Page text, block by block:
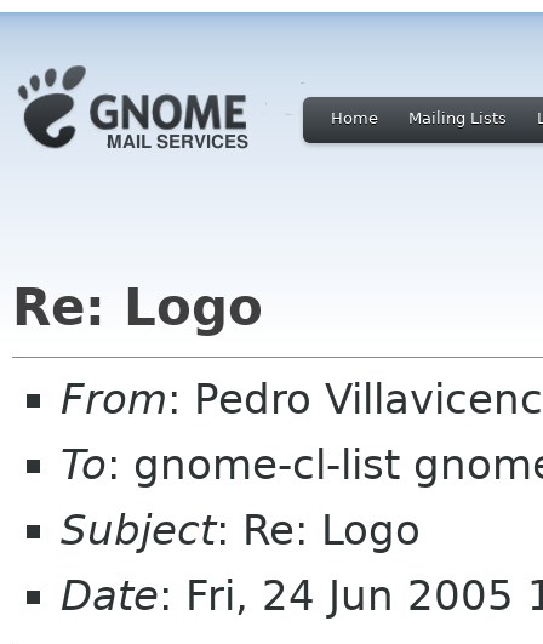
Home Mailing Lists
Re: Logo
From: Pedro
To: gnome-cl-list
Subject: Re: Logo
Date: Fri, 24 Jun 2005